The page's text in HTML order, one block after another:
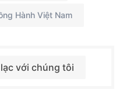
Hành Việt Nam
với chúng tôi